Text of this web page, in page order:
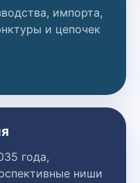
импорта,
и цепочек
года,
ниши